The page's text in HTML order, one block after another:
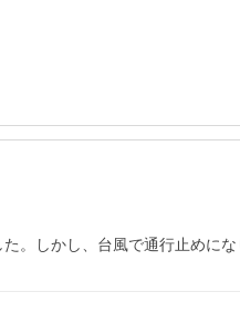
しかし、台風で通行止めに